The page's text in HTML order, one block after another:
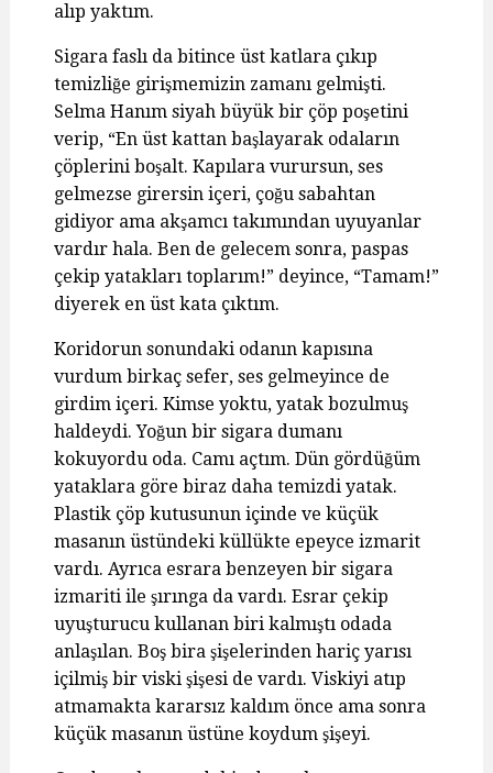
alıp yaktım.
Sigara faslı da bitince üst katlara çıkıp
temizliğe girişmemizin zamanı gelmişti.
Selma Hanım siyah büyük bir çöp poşetini
verip, “En üst kattan başlayarak odaların
çöplerini boşalt. Kapılara vurursun, ses
gelmezse girersin içeri, çoğu sabahtan
gidiyor ama akşamcı takımından uyuyanlar
vardır hala. Ben de gelecem sonra, paspas
çekip yatakları toplarım!” deyince, “Tamam!”
diyerek en üst kata çıktım.
Koridorun sonundaki odanın kapısına
vurdum birkaç sefer, ses gelmeyince de
girdim içeri. Kimse yoktu, yatak bozulmuş
haldeydi. Yoğun bir sigara dumanı
kokuyordu oda. Camı açtım. Dün gördüğüm
yataklara göre biraz daha temizdi yatak.
Plastik çöp kutusunun içinde ve küçük
masanın üstündeki küllükte epeyce izmarit
vardı. Ayrıca esrara benzeyen bir sigara
izmariti ile şırınga da vardı. Esrar çekip
uyuşturucu kullanan biri kalmıştı odada
anlaşılan. Boş bira şişelerinden hariç yarısı
içilmiş bir viski şişesi de vardı. Viskiyi atıp
atmamakta kararsız kaldım önce ama sonra
küçük masanın üstüne koydum şişeyi.